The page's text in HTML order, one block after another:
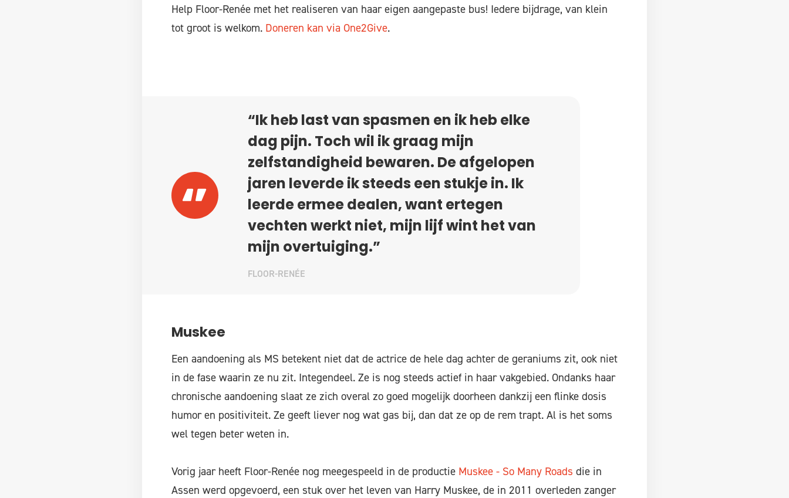
Help Floor-Renée met het realiseren van haar eigen aangepaste bus! Iedere bijdrage, van klein
tot groot is welkom. Doneren kan via One2Give.
“Ik heb last van spasmen en ik heb elke
dag pijn. Toch wil ik graag mijn
zelfstandigheid bewaren. De afgelopen
jaren leverde ik steeds een stukje in. Ik
leerde ermee dealen, want ertegen
vechten werkt niet, mijn lijf wint het van
mijn overtuiging.”
FLOOR-RENÉE
Muskee
Een aandoening als MS betekent niet dat de actrice de hele dag achter de geraniums zit, ook niet
in de fase waarin ze nu zit. Integendeel. Ze is nog steeds actief in haar vakgebied. Ondanks haar
chronische aandoening slaat ze zich overal zo goed mogelijk doorheen dankzij een flinke dosis
humor en positiviteit. Ze geeft liever nog wat gas bij, dan dat ze op de rem trapt. Al is het soms
wel tegen beter weten in.
Vorig jaar heeft Floor-Renée nog meegespeeld in de productie Muskee - So Many Roads die in
Assen werd opgevoerd, een stuk over het leven van Harry Muskee, de in 2011 overleden zanger